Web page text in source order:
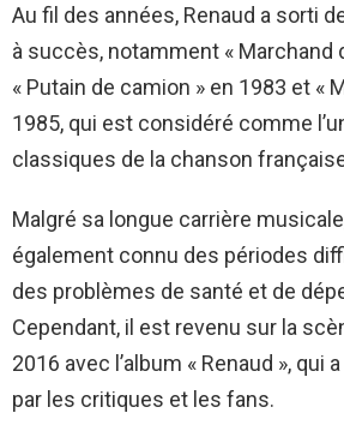
Au fil des années, Renaud a sorti
à succès, notamment « Marchand
« Putain de camion » en 1983 et «
1985, qui est considéré comme
classiques de la chanson
Malgré sa longue carrière
également connu des périodes
des problèmes de santé et de
Cependant, il est revenu sur la
2016 avec l’album « Renaud », qui
par les critiques et les fans.